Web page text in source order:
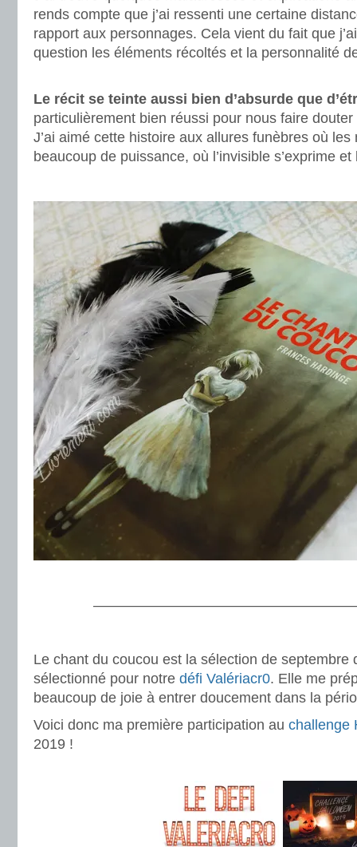
rends compte que j’ai ressenti une certaine
rapport aux personnages. Cela vient du fait que
question les éléments récoltés et la personnalité
Le récit se teinte aussi bien d’absurde que
particulièrement bien réussi pour nous faire
J’ai aimé cette histoire aux allures funèbres où les
beaucoup de puissance, où l’invisible s’exprime
Le chant du coucou est la sélection de septembre
sélectionné pour notre défi Valériacr0. Elle me
beaucoup de joie à entrer doucement dans la
Voici donc ma première participation au challenge
2019 !